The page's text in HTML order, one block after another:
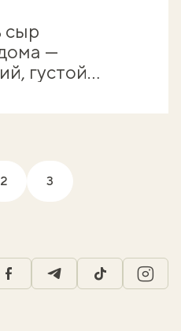
сыр
—
густой
2 3
facebooktelegramtiktok